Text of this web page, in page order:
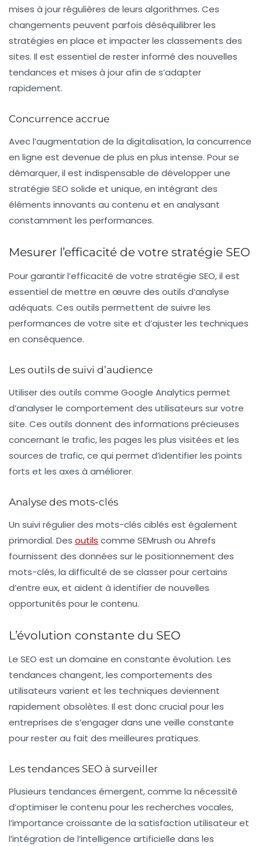
mises à jour régulières de leurs algorithmes. Ces
changements peuvent parfois déséquilibrer les
stratégies en place et impacter les classements des
sites. Il est essentiel de rester informé des nouvelles
tendances et mises à jour afin de s’adapter
rapidement.
Concurrence accrue
Avec l’augmentation de la digitalisation, la concurrence
en ligne est devenue de plus en plus intense. Pour se
démarquer, il est indispensable de développer une
stratégie SEO solide et unique, en intégrant des
éléments innovants au contenu et en analysant
constamment les performances.
Mesurer l’efficacité de votre stratégie SEO
Pour garantir l’efficacité de votre stratégie SEO, il est
essentiel de mettre en œuvre des outils d’analyse
adéquats. Ces outils permettent de suivre les
performances de votre site et d’ajuster les techniques
en conséquence.
Les outils de suivi d’audience
Utiliser des outils comme Google Analytics permet
d’analyser le comportement des utilisateurs sur votre
site. Ces outils donnent des informations précieuses
concernant le trafic, les pages les plus visitées et les
sources de trafic, ce qui permet d’identifier les points
forts et les axes à améliorer.
Analyse des mots-clés
Un suivi régulier des mots-clés ciblés est également
primordial. Des outils comme SEMrush ou Ahrefs
fournissent des données sur le positionnement des
mots-clés, la difficulté de se classer pour certains
d’entre eux, et aident à identifier de nouvelles
opportunités pour le contenu.
L’évolution constante du SEO
Le SEO est un domaine en constante évolution. Les
tendances changent, les comportements des
utilisateurs varient et les techniques deviennent
rapidement obsolètes. Il est donc crucial pour les
entreprises de s’engager dans une veille constante
pour rester au fait des meilleures pratiques.
Les tendances SEO à surveiller
Plusieurs tendances émergent, comme la nécessité
d’optimiser le contenu pour les recherches vocales,
l’importance croissante de la satisfaction utilisateuret
l’intégration de l’intelligence artificielle dans les